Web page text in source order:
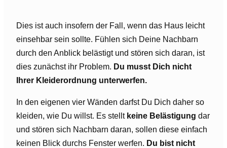
Dies ist auch insofern der Fall, wenn das Haus leicht
einsehbar sein sollte. Fühlen sich Deine Nachbarn
durch den Anblick belästigt und stören sich daran, ist
dies zunächst ihr Problem. Du musst Dich nicht
Ihrer Kleiderordnung unterwerfen.
In den eigenen vier Wänden darfst Du Dich daher so
kleiden, wie Du willst. Es stellt keine Belästigung dar
und stören sich Nachbarn daran, sollen diese einfach
keinen Blick durchs Fenster werfen. Du bist nicht